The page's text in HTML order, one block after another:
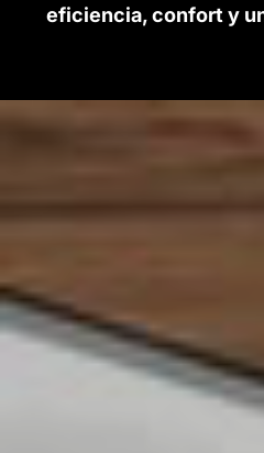
eficiencia, confort y